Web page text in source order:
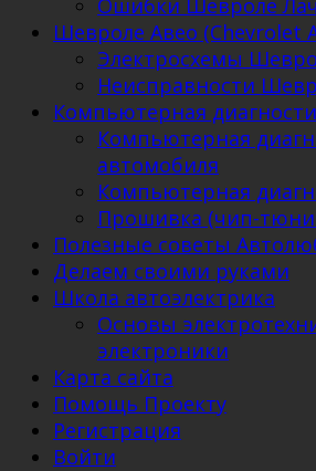
Ошибки Шевроле
Шевроле Авео (Chevrolet
Электросхемы
Неисправности
Компьютерная
Компьютерная
автомобиля
Компьютерная
Прошивка (чип-
Полезные советы
Делаем своими руками
Школа автоэлектрика
Основы
электроники
Карта сайта
Помощь Проекту
Регистрация
Войти